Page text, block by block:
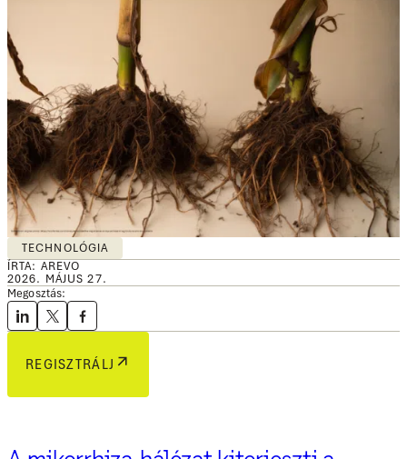
TECHNOLÓGIA
ÍRTA: AREVO
2026. MÁJUS 27.
Megosztás:
REGISZTRÁLJ